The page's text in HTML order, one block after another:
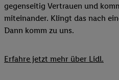
gegenseitig Vertrauen und
miteinander. Klingt das nach
Dann komm zu uns.​
Erfahre jetzt mehr über Lidl.